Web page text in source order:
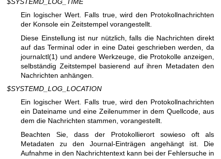
Ein logischer Wert. Falls true, wird den Protokollnachrichten
der Konsole ein Zeitstempel vorangestellt.
Diese Einstellung ist nur nützlich, falls die Nachrichten direkt
auf das Terminal oder in eine Datei geschrieben werden, da
journalctl(1) und andere Werkzeuge, die Protokolle anzeigen,
selbständig Zeitstempel basierend auf ihren Metadaten den
Nachrichten anhängen.
$SYSTEMD_LOG_LOCATION
Ein logischer Wert. Falls true, wird den Protokollnachrichten
ein Dateiname und eine Zeilenummer in dem Quellcode, aus
dem die Nachrichten stammen, vorangestellt.
Beachten Sie, dass der Protokollierort sowieso oft als
Metadaten zu den Journal-Einträgen angehängt ist. Die
Aufnahme in den Nachrichtentext kann bei der Fehlersuche in